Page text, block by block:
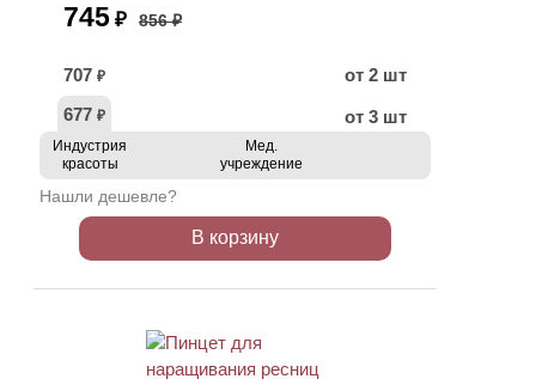
745 ₽ 856 ₽
707 ₽
от 2 шт
677 ₽ от 3 шт
Индустрия
красоты
Мед.
учреждение
Нашли дешевле?
В корзину